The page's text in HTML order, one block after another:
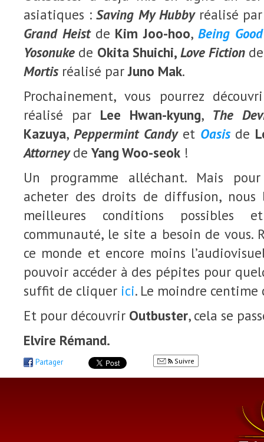
asiatiques :Saving My Hubbyréalisé
Grand Heistde Kim Joo-hoo, Being Good
Yosonuke de Okita Shuichi, Love Fiction de
Mortis réalisé parJuno Mak.
Prochainement, vous pourrez
réalisé par Lee Hwan-kyung, The
Kazuya, Peppermint Candyet Oasisde
Attorney de Yang Woo-seok !
Un programme alléchant. Mais pour
acheter des droits de diffusion, nous
meilleures conditions
communauté, le site a besoin de vous.
ce monde et encore moins
pouvoir accéder à des pépites pour
suffit de cliquer ici. Le moindre centime
Et pour découvrir Outbuster, cela se
Elvire Rémand.
Partager Suivre